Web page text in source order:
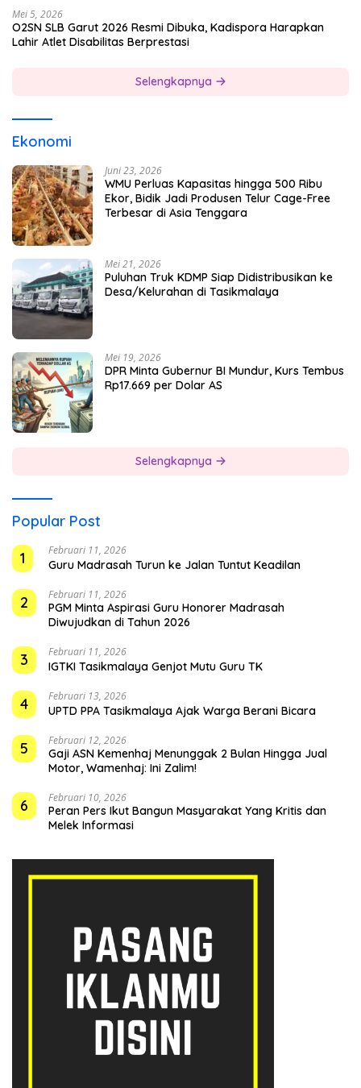
Mei 5, 2026
O2SN SLB Garut 2026 Resmi Dibuka, Kadispora Harapkan
Lahir Atlet Disabilitas Berprestasi
Selengkapnya
Ekonomi
Juni 23, 2026
WMU Perluas Kapasitas hingga 500 Ribu
Ekor, Bidik Jadi Produsen Telur Cage-Free
Terbesar di Asia Tenggara
Mei 21, 2026
Puluhan Truk KDMP Siap Didistribusikan ke
Desa/Kelurahan di Tasikmalaya
Mei 19, 2026
DPR Minta Gubernur BI Mundur, Kurs Tembus
Rp17.669 per Dolar AS
Selengkapnya
Popular Post
1
Februari 11, 2026
Guru Madrasah Turun ke Jalan Tuntut Keadilan
2 Februari 11, 2026
PGM Minta Aspirasi Guru Honorer Madrasah
Diwujudkan di Tahun 2026
3 Februari 11, 2026
IGTKI Tasikmalaya Genjot Mutu Guru TK
4 Februari 13, 2026
UPTD PPA Tasikmalaya Ajak Warga Berani Bicara
5 Februari 12, 2026
Gaji ASN Kemenhaj Menunggak 2 Bulan Hingga Jual
Motor, Wamenhaj: Ini Zalim!
6 Februari 10, 2026
Peran Pers Ikut Bangun Masyarakat Yang Kritis dan
Melek Informasi